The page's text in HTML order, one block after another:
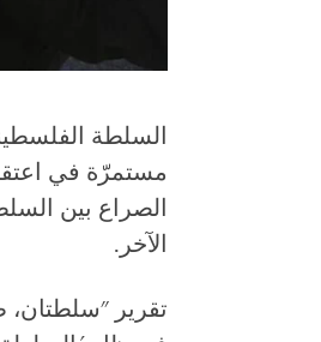
السلطة
مستمرّة في
الصراع بين
الآخر.
تقرير "سلطتان،